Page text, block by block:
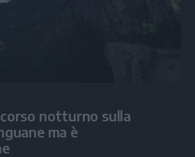
notturno sulla
ma è